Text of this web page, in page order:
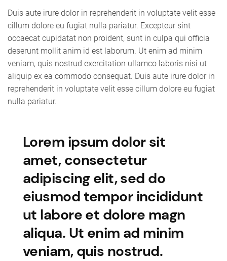
Duis aute irure dolor in reprehenderit in voluptate velit esse
cillum dolore eu fugiat nulla pariatur. Excepteur sint
occaecat cupidatat non proident, sunt in culpa qui officia
deserunt mollit anim id est laborum. Ut enim ad minim
veniam, quis nostrud exercitation ullamco laboris nisi ut
aliquip ex ea commodo consequat. Duis aute irure dolor in
reprehenderit in voluptate velit esse cillum dolore eu fugiat
nulla pariatur.
Lorem ipsum dolor sit
amet, consectetur
adipiscing elit, sed do
eiusmod tempor incididunt
ut labore et dolore magn
aliqua. Ut enim ad minim
veniam, quis nostrud.